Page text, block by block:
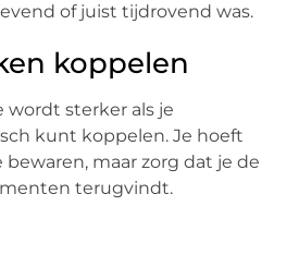
of juist tijdrovend was.
koppelen
wordt sterker als je
kunt koppelen. Je hoeft
maar zorg dat je de
terugvindt.